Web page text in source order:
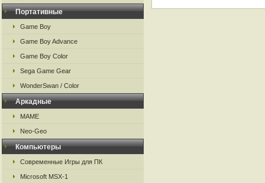
Портативные
Game Boy
Game Boy Advance
Game Boy Color
Sega Game Gear
WonderSwan / Color
Аркадные
MAME
Neo-Geo
Компьютеры
Современные Игры для ПК
Microsoft MSX-1